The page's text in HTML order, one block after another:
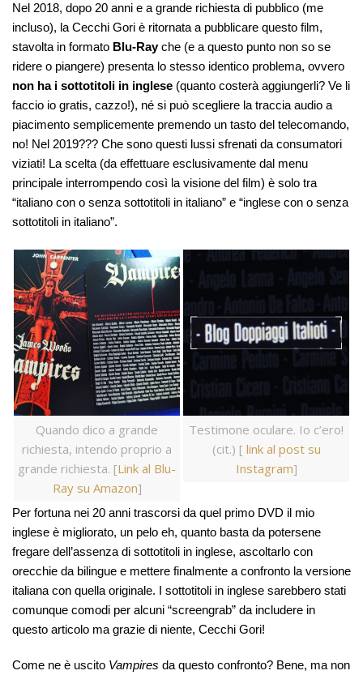
Nel 2018, dopo 20 anni e a grande richiesta di pubblico (me
incluso), la Cecchi Gori è ritornata a pubblicare questo film,
stavolta in formato Blu-Rayche (e a questo punto non so se
ridere o piangere) presenta lo stesso identico problema, ovvero
non ha i sottotitoli in inglese (quanto costerà aggiungerli? Ve li
faccio io gratis, cazzo!), né si può scegliere la traccia audio a
piacimento semplicemente premendo un tasto del telecomando,
no! Nel 2019??? Che sono questi lussi sfrenati da consumatori
viziati! La scelta (da effettuare esclusivamente dal menu
principale interrompendo così la visione del film) è solo tra
“italiano con o senza sottotitoli in italiano” e “inglese con o senza
sottotitoli in italiano”.
Quando dico a grande
richiesta, intendo proprio a
grande richiesta. [Link al Blu-
Ray su Amazon]
Testimone oculare. Io c’ero!
(cit.) [ link al post su
Instagram]
Per fortuna nei 20 anni trascorsi da quel primo DVD il mio
inglese è migliorato, un pelo eh, quanto basta da potersene
fregare dell’assenza di sottotitoli in inglese, ascoltarlo con
orecchie da bilingue e mettere finalmente a confronto la versione
italiana con quella originale. I sottotitoli in inglese sarebbero stati
comunque comodi per alcuni “screengrab” da includere in
questo articolo ma grazie di niente, Cecchi Gori!
Come ne è uscito Vampires da questo confronto? Bene, ma non